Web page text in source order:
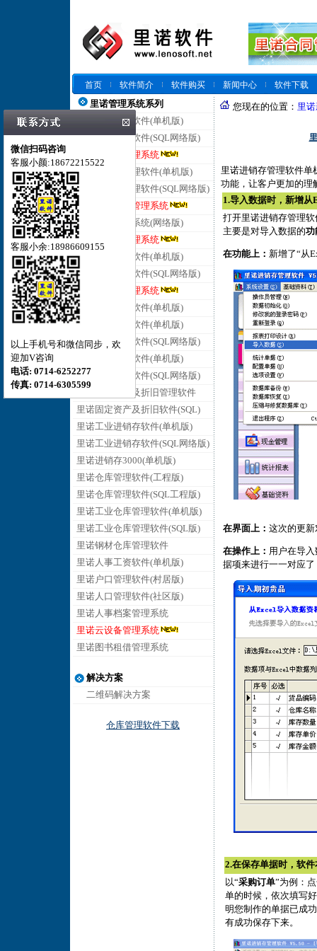
首页 软件简介 软件购买 新闻中心
软件下载
里诺管理系统系列
里诺仓库管理软件(单机版)
里诺仓库管理软件(SQL网络版)
里诺云仓库管理系统
里诺进销存管理软件(单机版)
里诺进销存管理软件(SQL网络版)
里诺云进销存管理系统
里诺客户管理系统(网络版)
里诺云客户管理系统
里诺合同管理软件(单机版)
里诺合同管理软件(SQL网络版)
里诺云合同管理系统
里诺会员管理软件(单机版)
里诺销售管理软件(单机版)
里诺销售管理软件(SQL网络版)
里诺采购管理软件(单机版)
里诺采购管理软件(SQL网络版)
里诺固定资产及折旧管理软件
里诺固定资产及折旧软件(SQL)
里诺工业进销存软件(单机版)
里诺工业进销存软件(SQL网络版)
里诺进销存3000(单机版)
里诺仓库管理软件(工程版)
里诺仓库管理软件(SQL工程版)
里诺工业仓库管理软件(单机版)
里诺工业仓库管理软件(SQL版)
里诺钢材仓库管理软件
里诺人事工资软件(单机版)
里诺户口管理软件(村居版)
里诺人口管理软件(社区版)
里诺人事档案管理系统
里诺云设备管理系统
里诺图书租借管理系统
解决方案
二维码解决方案
仓库管理软件下载
您现在的位置： 里
里诺进销存管理软件单
功能，让客户更加的理
1.导入数据时，新增
打开里诺进销存管理
主要是对导入数据的功
在功能上： 新增了“从
在界面上： 这次的更
在操作上： 用户在导
据项来进行一一对应
2.在保存单据时，软
以“采购订单”为例：
单的时候，依次填写
明您制作的单据已成
有成功保存下来。
微信扫码咨询
客服小颜:18672215522
客服小余:18986609155
以上手机号和微信同步，欢
迎加V咨询
电话: 0714-6252277
传真: 0714-6305599